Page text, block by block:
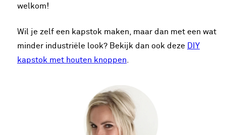
welkom!
Wil je zelf een kapstok maken, maar dan met een wat
minder industriële look? Bekijk dan ook deze
DIY
kapstok met houten knoppen